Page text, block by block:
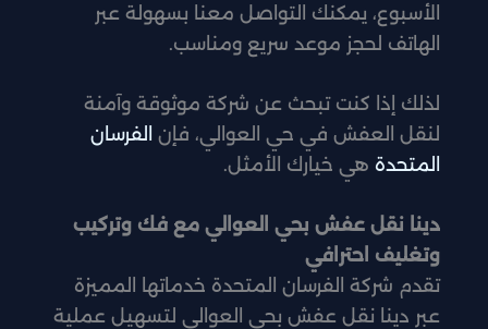
الأسبوع، يمكنك التواصل معنا بسهولة عبر
الهاتف لحجز موعد سريع ومناسب.
لذلك إذا كنت تبحث عن شركة موثوقة وآمنة
لنقل العفش في حي العوالي، فإن الفرسان
المتحدة هي خيارك الأمثل.
دينا نقل عفش بحي العوالي مع فك وتركيب
وتغليف احترافي
تقدم شركة الفرسان المتحدة خدماتها المميزة
عبر دينا نقل عفش بحي العوالي لتسهيل عملية